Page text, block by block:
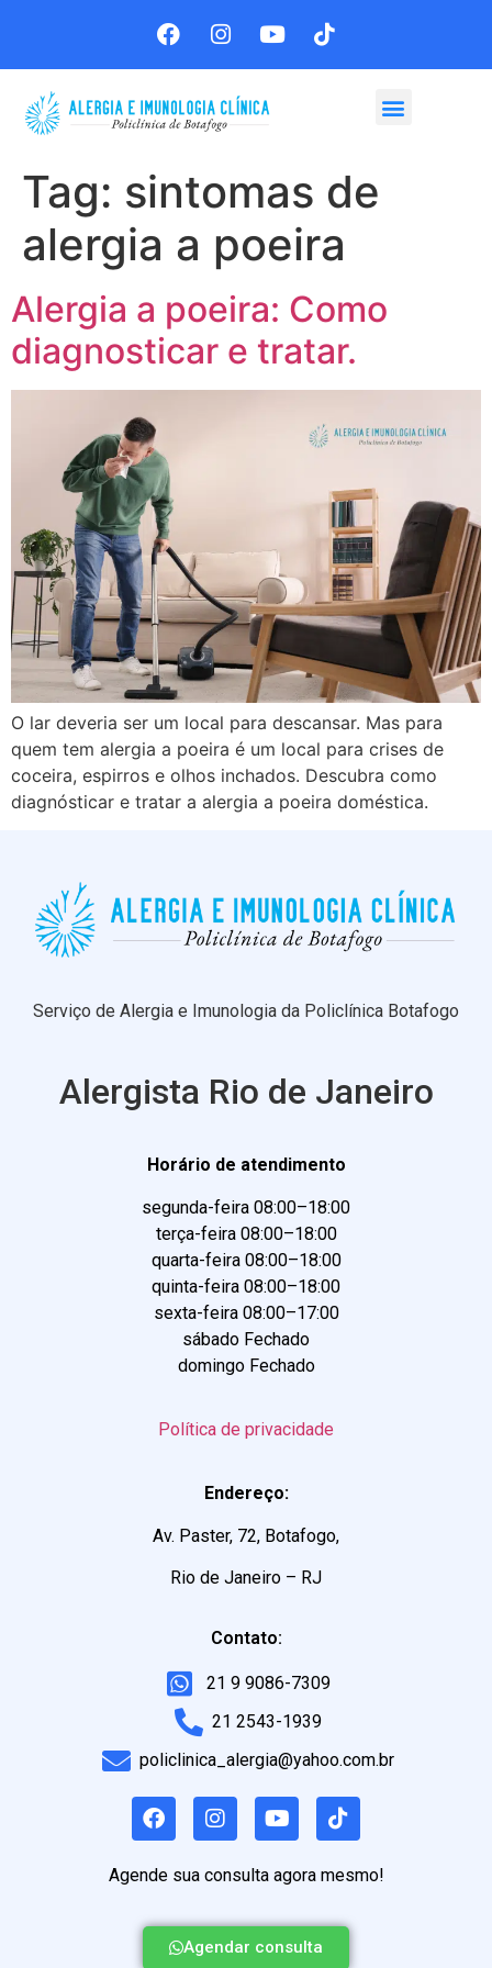
Tag: sintomas de
alergia a poeira
Alergia a poeira: Como
diagnosticar e tratar.
O lar deveria ser um local para descansar. Mas para
quem tem alergia a poeira é um local para crises de
coceira, espirros e olhos inchados. Descubra como
diagnósticar e tratar a alergia a poeira doméstica.
Serviço de Alergia e Imunologia da Policlínica Botafogo
Alergista Rio de Janeiro
Horário de atendimento
segunda-feira 08:00–18:00
terça-feira 08:00–18:00
quarta-feira 08:00–18:00
quinta-feira 08:00–18:00
sexta-feira 08:00–17:00
sábado Fechado
domingo Fechado
Política de privacidade
Endereço:
Av. Paster, 72, Botafogo,
Rio de Janeiro – RJ
Contato:
21 9 9086-7309
21 2543-1939
policlinica_alergia@yahoo.com.br
Agende sua consulta agora mesmo!
Agendar consulta